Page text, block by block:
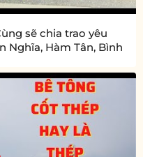
sẽ chia trao yêu
Nghĩa, Hàm Tân, Bình